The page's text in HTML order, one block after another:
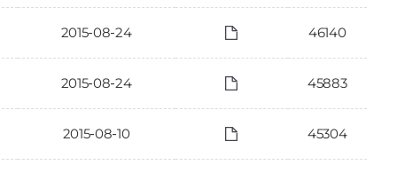
2015-08-24 46140
2015-08-24 45883
2015-08-10 45304